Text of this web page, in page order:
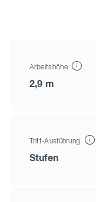
Arbeitshöhe
2,9 m
Tritt-Ausführung
Stufen